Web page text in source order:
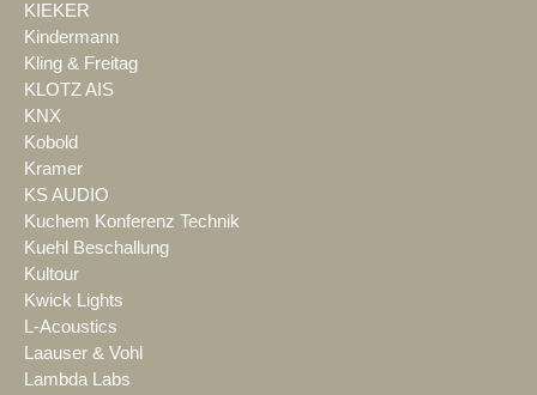
KIEKER
Kindermann
Kling & Freitag
KLOTZ AIS
KNX
Kobold
Kramer
KS AUDIO
Kuchem Konferenz Technik
Kuehl Beschallung
Kultour
Kwick Lights
L-Acoustics
Laauser & Vohl
Lambda Labs